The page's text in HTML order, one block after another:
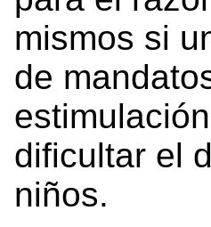
mismos si
de
dificultar el
niños.